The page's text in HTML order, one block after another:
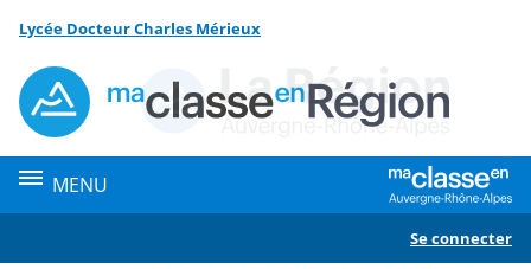
Menu de la rubrique
Contenu
Lycée Docteur Charles Mérieux
MENU
Se connecter